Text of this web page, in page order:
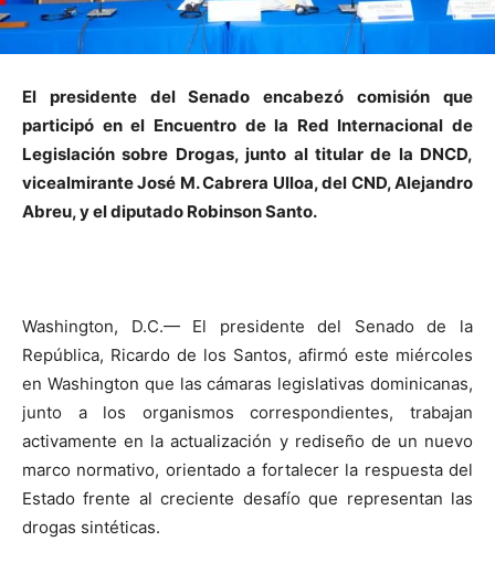
El presidente del Senado encabezó comisión que
participó en el Encuentro de la Red Internacional de
Legislación sobre Drogas, junto al titular de la DNCD,
vicealmirante José M. Cabrera Ulloa, del CND, Alejandro
Abreu, y el diputado Robinson Santo.
Washington, D.C.— El presidente del Senado de la
República, Ricardo de los Santos, afirmó este miércoles
en Washington que las cámaras legislativas dominicanas,
junto a los organismos correspondientes, trabajan
activamente en la actualización y rediseño de un nuevo
marco normativo, orientado a fortalecer la respuesta del
Estado frente al creciente desafío que representan las
drogas sintéticas.